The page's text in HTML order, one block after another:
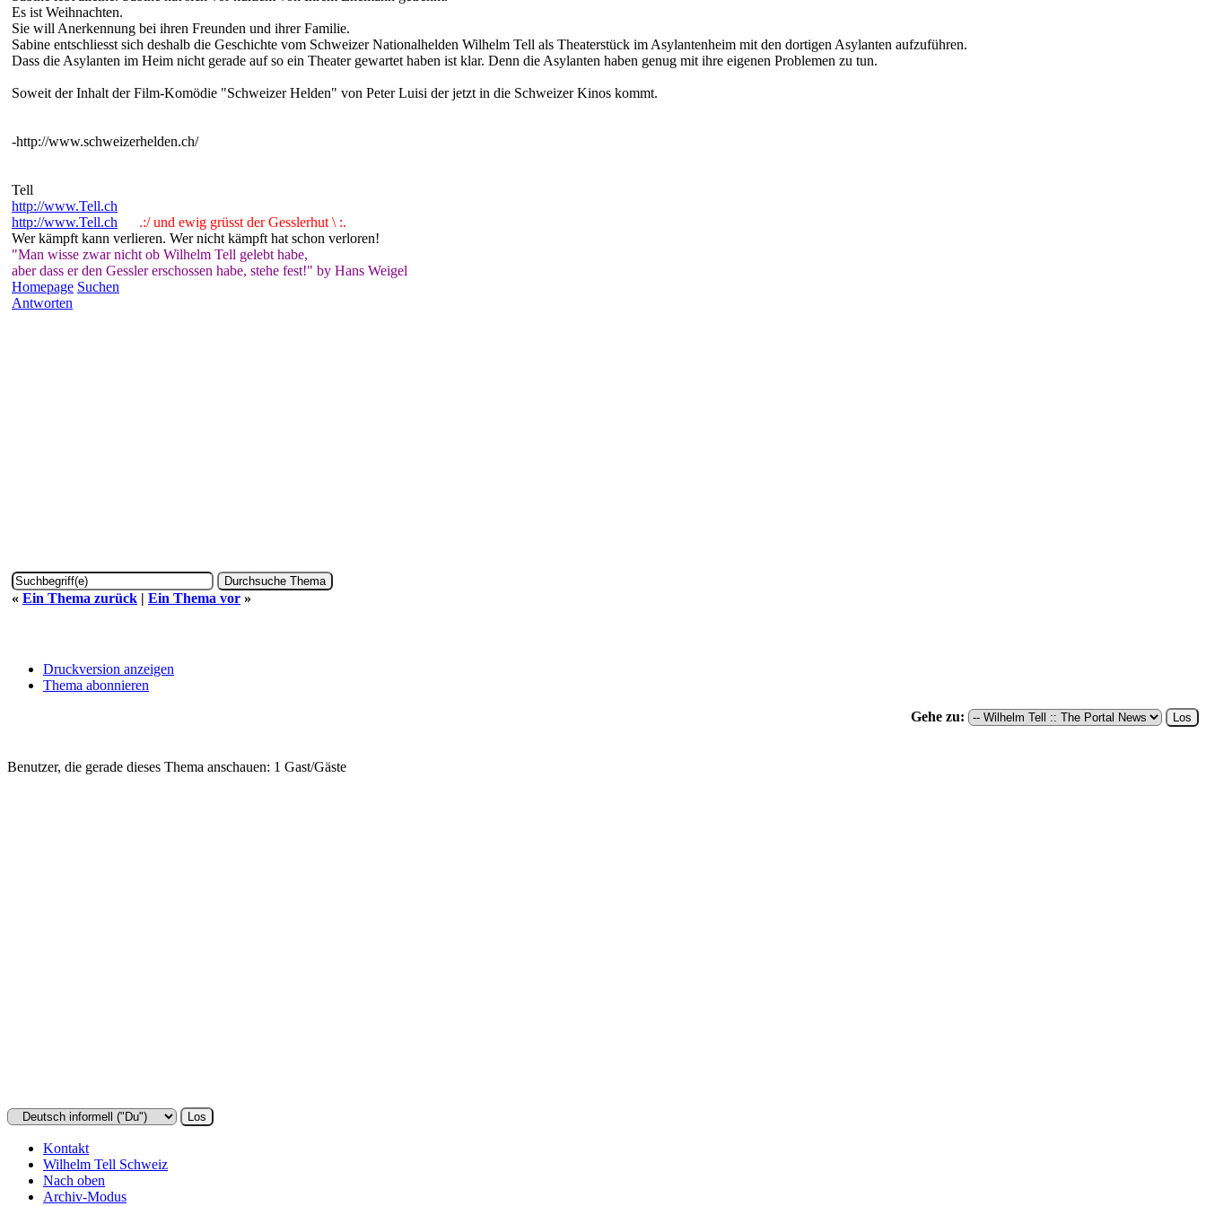
Es ist Weihnachten.
Sie will Anerkennung bei ihren Freunden und ihrer Familie.
Sabine entschliesst sich deshalb die Geschichte vom Schweizer Nationalhelden Wilhelm Tell als Theaterstück im Asylantenheim mit den dortigen Asylanten aufzuführen.
Dass die Asylanten im Heim nicht gerade auf so ein Theater gewartet haben ist klar. Denn die Asylanten haben genug mit ihre eigenen Problemen zu tun.
Soweit der Inhalt der Film-Komödie "Schweizer Helden" von Peter Luisi der jetzt in die Schweizer Kinos kommt.
-http://www.schweizerhelden.ch/
Tell
http://www.Tell.ch
http://www.Tell.ch
.:/ und ewig grüsst der Gesslerhut \ :.
Wer kämpft kann verlieren. Wer nicht kämpft hat schon verloren!
"Man wisse zwar nicht ob Wilhelm Tell gelebt habe,
aber dass er den Gessler erschossen habe, stehe fest!" by Hans Weigel
Homepage Suchen
Antworten
« Ein Thema zurück | Ein Thema vor »
Druckversion anzeigen
Thema abonnieren
Gehe zu:
Benutzer, die gerade dieses Thema anschauen: 1 Gast/Gäste
Kontakt
Wilhelm Tell Schweiz
Nach oben
Archiv-Modus